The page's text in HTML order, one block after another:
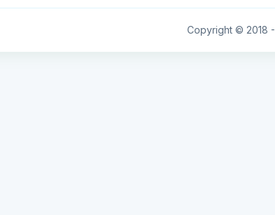
Copyright © 2018 -